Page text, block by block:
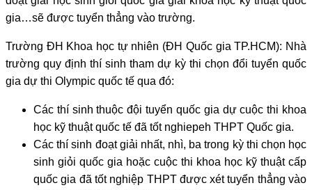
gia…sẽ được tuyển thẳng vào trường.
Trường ĐH Khoa học tự nhiên (ĐH Quốc gia TP.HCM): Nhà
trường quy định thí sinh tham dự kỳ thi chọn đổi tuyển quốc
gia dự thi Olympic quốc tế qua đó:
Các thí sinh thuộc đội tuyển quốc gia dự cuộc thi khoa
học kỹ thuật quốc tế đã tốt nghiepeh THPT Quốc gia.
Các thí sinh đoạt giải nhất, nhì, ba trong kỳ thi chọn học
sinh giỏi quốc gia hoặc cuộc thi khoa học kỹ thuật cấp
quốc gia đã tốt nghiệp THPT được xét tuyển thẳng vào